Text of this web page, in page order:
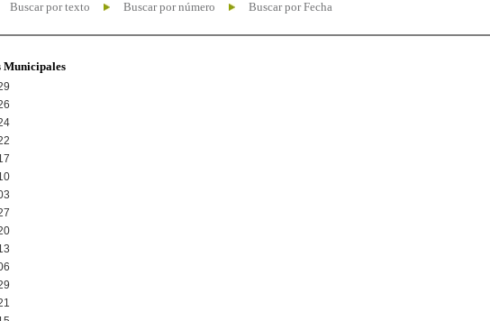
Buscar por texto Buscar por número Buscar por Fecha
Municipales